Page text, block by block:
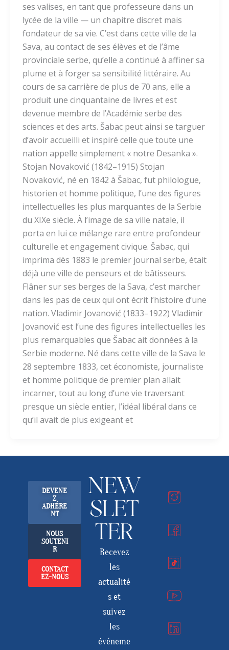
ses valises, en tant que professeure dans un
lycée de la ville — un chapitre discret mais
fondateur de sa vie. C’est dans cette ville de la
Sava, au contact de ses élèves et de l’âme
provinciale serbe, qu’elle a continué à affiner sa
plume et à forger sa sensibilité littéraire. Au
cours de sa carrière de plus de 70 ans, elle a
produit une cinquantaine de livres et est
devenue membre de l’Académie serbe des
sciences et des arts. Šabac peut ainsi se targuer
d’avoir accueilli et inspiré celle que toute une
nation appelle simplement « notre Desanka ».
Stojan Novaković (1842–1915) Stojan
Novaković, né en 1842 à Šabac, fut philologue,
historien et homme politique, l’une des figures
intellectuelles les plus marquantes de la Serbie
du XIXe siècle. À l’image de sa ville natale, il
porta en lui ce mélange rare entre profondeur
culturelle et engagement civique. Šabac, qui
imprima dès 1883 le premier journal serbe, était
déjà une ville de penseurs et de bâtisseurs.
Flâner sur ses berges de la Sava, c’est marcher
dans les pas de ceux qui ont écrit l’histoire d’une
nation. Vladimir Jovanović (1833–1922) Vladimir
Jovanović est l’une des figures intellectuelles les
plus remarquables que Šabac ait données à la
Serbie moderne. Né dans cette ville de la Sava le
28 septembre 1833, cet économiste, journaliste
et homme politique de premier plan allait
incarner, tout au long d’une vie traversant
presque un siècle entier, l’idéal libéral dans ce
qu’il avait de plus exigeant et
DEVENE
Z
ADHÉRE
NT
NOUS
SOUTENI
R
CONTACT
EZ-NOUS
NEW
SLET
TER
Recevez
les
actualité
s et
suivez
les
événeme